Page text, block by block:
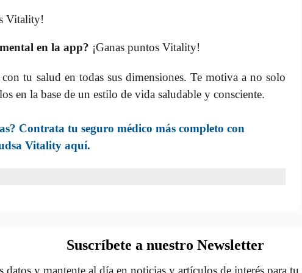
Vitality!
en la app? ¡Ganas puntos Vitality!
tu salud en todas sus dimensiones. Te motiva a no solo
en la base de un estilo de vida saludable y consciente.
Contrata tu seguro médico más completo con
Vitality aquí.
Suscríbete a nuestro Newsletter
datos y mantente al día en noticias y artículos de interés para tu